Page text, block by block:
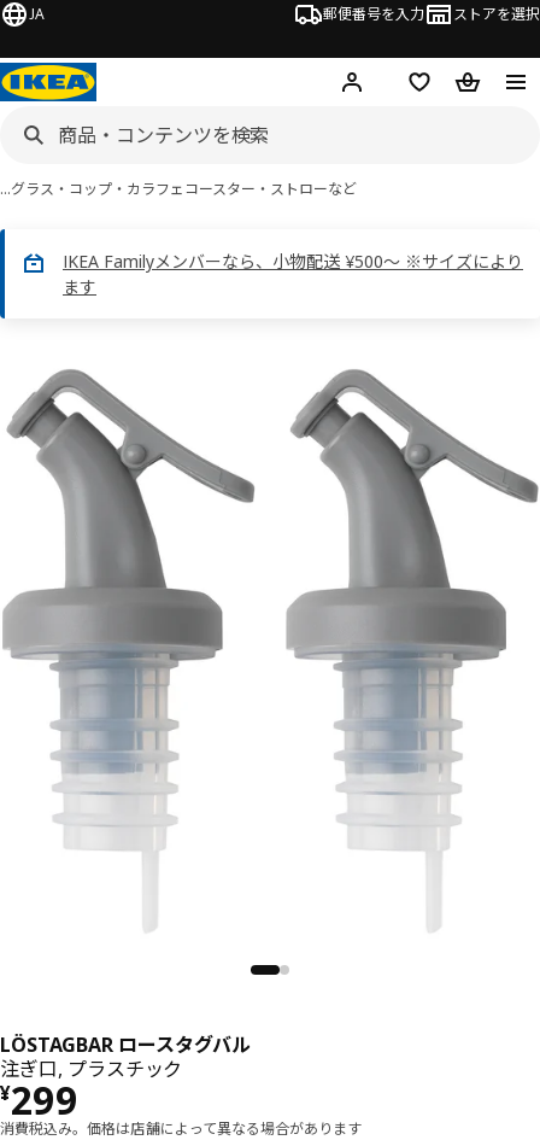
JA 郵便番号を入力 ストアを選択
ログイン・新規入会
欲しいものリスト
カート
…グラス・コップ・カラフェコースター・ストローなど
IKEA Familyメンバーなら、小物配送 ¥500～ ※サイズにより
ます
ロースタグバル画像
キップ
LÖSTAGBAR ロースタグバル
注ぎ口, プラスチック
¥299
価格 ¥ 299
消費税込み。価格は店舗によって異なる場合があります